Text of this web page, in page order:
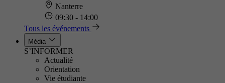
Nanterre
09:30 - 14:00
Tous les événements
Média
S’INFORMER
Actualité
Orientation
Vie étudiante